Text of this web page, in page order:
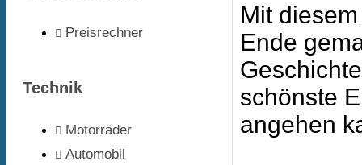
Mit
Ende
schönste
angehen
Preisrechner
Technik
Motorräder
Automobil